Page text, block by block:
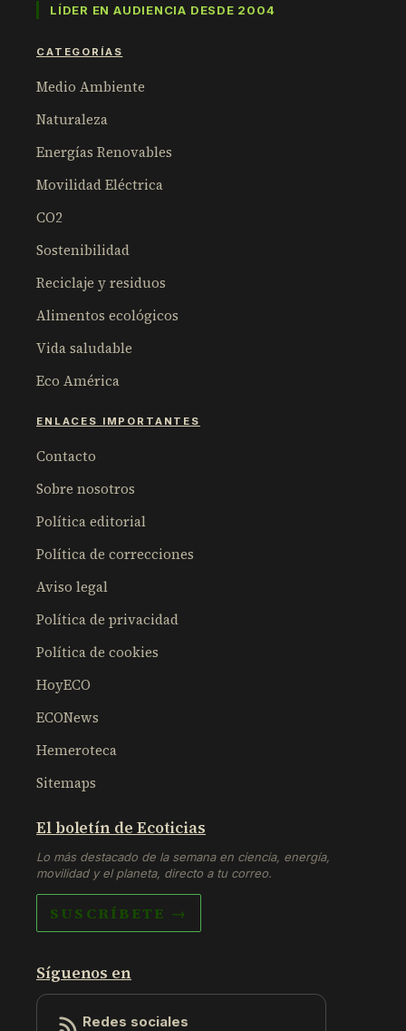
LÍDER EN AUDIENCIA DESDE 2004
CATEGORÍAS
Medio Ambiente
Naturaleza
Energías Renovables
Movilidad Eléctrica
CO2
Sostenibilidad
Reciclaje y residuos
Alimentos ecológicos
Vida saludable
Eco América
ENLACES IMPORTANTES
Contacto
Sobre nosotros
Política editorial
Política de correcciones
Aviso legal
Política de privacidad
Política de cookies
HoyECO
ECONews
Hemeroteca
Sitemaps
El boletín de Ecoticias
Lo más destacado de la semana en ciencia, energía,
movilidad y el planeta, directo a tu correo.
SUSCRÍBETE →
Síguenos en
Redes sociales